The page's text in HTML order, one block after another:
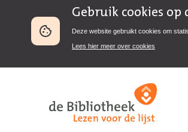
Gebruik cookies op
Deze website gebruikt cookies om
Lees hier meer over cookies